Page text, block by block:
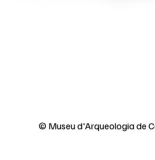
© Museu d'Arqueologia de